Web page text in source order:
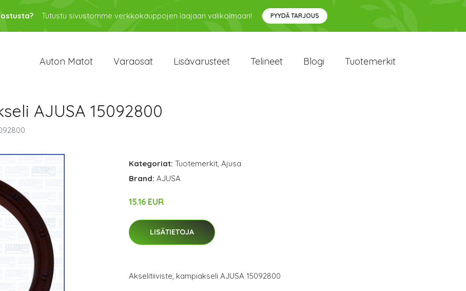
Tutustu sivustomme verkkokauppojen laajaan valikoimaan! PYYDÄ TARJOUS
Auton Matot Varaosat Lisävarusteet Telineet Blogi Tuotemerkit
AJUSA 15092800
Kategoriat: Tuotemerkit, Ajusa
Brand: AJUSA
15.16 EUR
LISÄTIETOJA
Akselitiiviste, kampiakseli AJUSA 15092800